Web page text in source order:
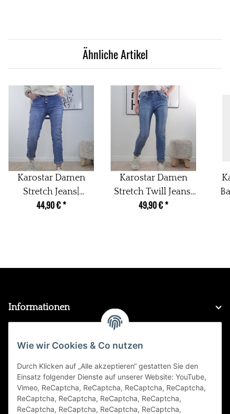
Wie wir Cookies & Co nutzen
Durch Klicken auf „Alle akzeptieren“ gestatten Sie den
Einsatz folgender Dienste auf unserer Website: YouTube,
Vimeo, ReCaptcha, ReCaptcha, ReCaptcha, ReCaptcha,
ReCaptcha, ReCaptcha, ReCaptcha, ReCaptcha,
ReCaptcha, ReCaptcha, ReCaptcha, ReCaptcha,
Ähnliche Artikel
Karostar Damen
Stretch Jeans|
Boyfriend Baggy
44,90 €*
Karostar Damen
Stretch Twill Jeans|
Slim Boyfriend
49,90 €*
Informationen
FAQ
Zahlungsarten